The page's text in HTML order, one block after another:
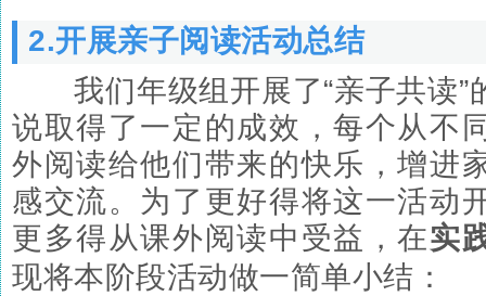
2.开展亲子阅读活动总结
我们年级组开展了“亲子共读”
说取得了一定的成效，每个从不
外阅读给他们带来的快乐，增进
感交流。为了更好得将这一活动
更多得从课外阅读中受益，在实
现将本阶段活动做一简单小结：